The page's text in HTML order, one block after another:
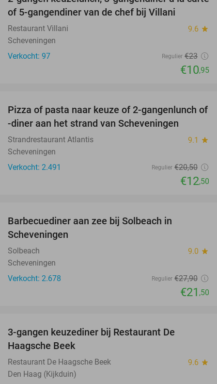
of 5-gangendiner van de chef bij Villani
Restaurant Villani 9.6 star
Scheveningen
Verkocht: 97
Regulier €23
€10,95
39%
Pizza of pasta naar keuze of 2-gangenlunch of
-diner aan het strand van Scheveningen
Strandrestaurant Atlantis 9.1 star
Scheveningen
Verkocht: 2.491
Regulier €20,50
€12,50
Barbecuediner aan zee bij Solbeach in
Scheveningen
Solbeach 9.0 star
Scheveningen
Verkocht: 2.678
Regulier €27,90
€21 ,50
3-gangen keuzediner bij Restaurant De
Haagsche Beek
Restaurant De Haagsche Beek 9.6 star
Den Haag (Kijkduin)